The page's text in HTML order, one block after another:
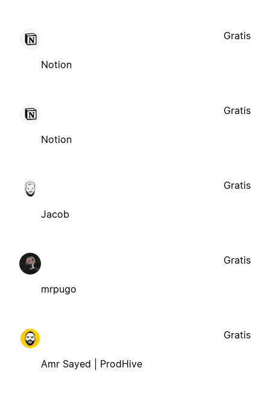
Notion
Gratis
Notion
Gratis
Jacob
Gratis
mrpugo
Gratis
Amr Sayed | ProdHive
Gratis